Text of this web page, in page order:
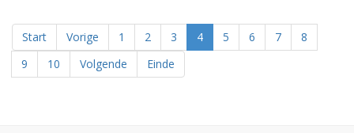
Start Vorige 1 2 3 4 5 6 7
8
9
10 Volgende Einde